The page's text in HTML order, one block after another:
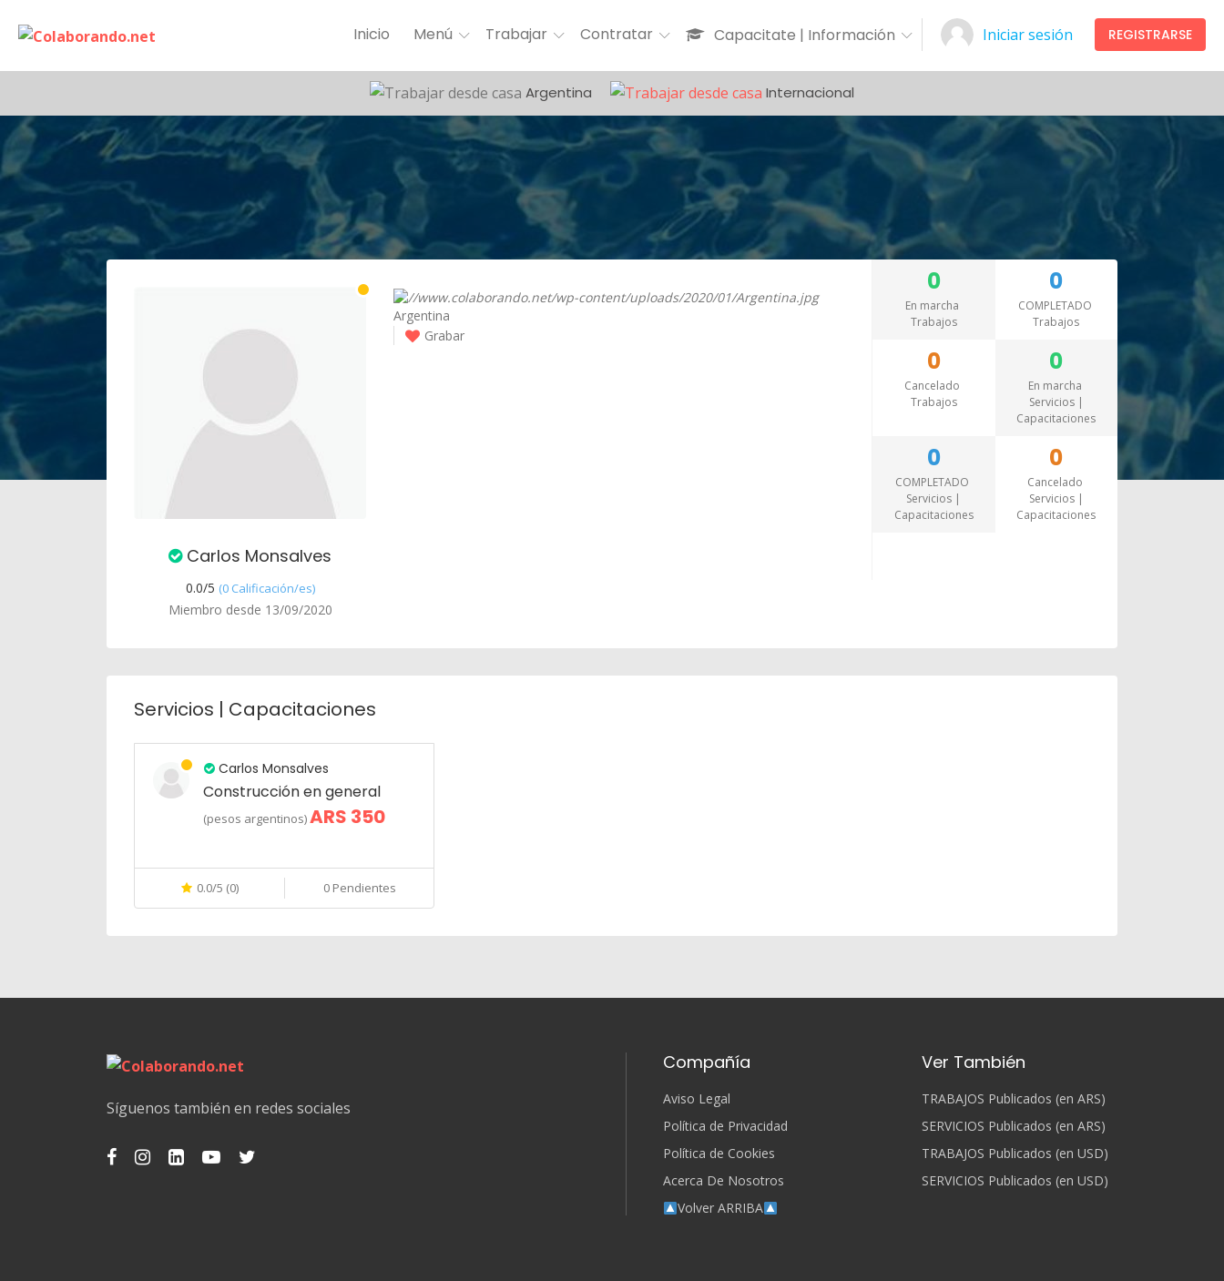
Inicio Menú Trabajar Contratar Capacitate | Información Iniciar sesión REGISTRARSE
Argentina Internacional
Carlos Monsalves
0.0/5 (0 Calificación/es)
Miembro desde 13/09/2020
Argentina
Grabar
0
En marcha
Trabajos
0
COMPLETADO
Trabajos
0
Cancelado
Trabajos
0
En marcha
Servicios |
Capacitaciones
0
COMPLETADO
Servicios |
Capacitaciones
0
Cancelado
Servicios |
Capacitaciones
Servicios | Capacitaciones
Carlos Monsalves
Construcción en general
(pesos argentinos)ARS 350
0.0/5 (0) 0 Pendientes
Síguenos también en redes sociales
Compañía
Aviso Legal
Política de Privacidad
Política de Cookies
Acerca De Nosotros
Volver ARRIBA
Ver También
TRABAJOS Publicados (en ARS)
SERVICIOS Publicados (en ARS)
TRABAJOS Publicados (en USD)
SERVICIOS Publicados (en USD)